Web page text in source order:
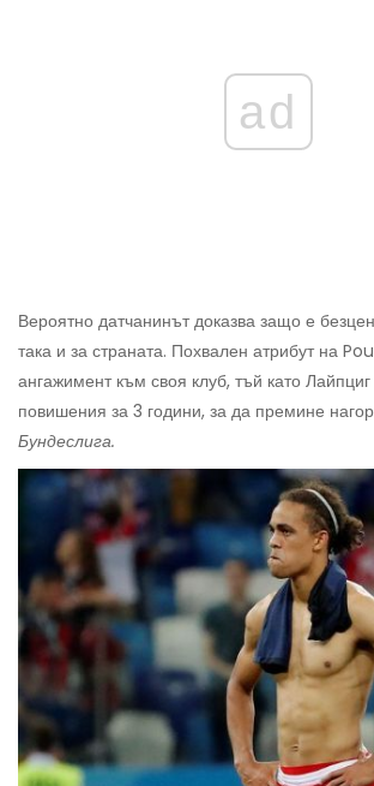
ad
Вероятно датчанинът доказва защо е
така и за страната. Похвален атрибут на
ангажимент към своя клуб, тъй като
повишения за 3 години, за да премине
Бундеслига.